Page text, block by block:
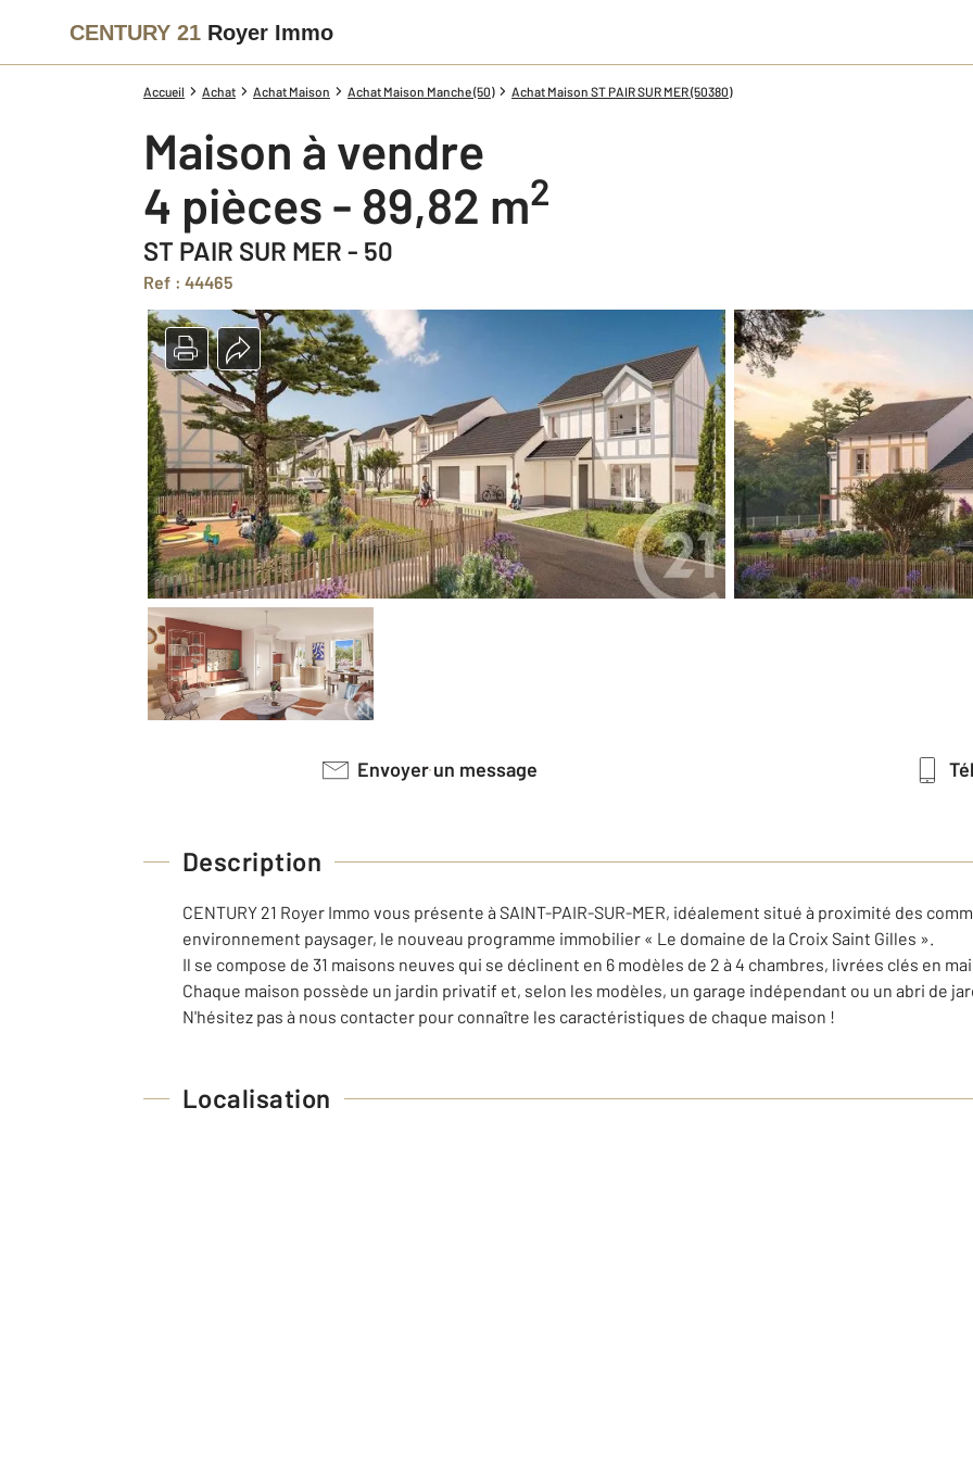
CENTURY 21 Royer Immo
Accueil Achat Achat Maison Achat Maison Manche (50) Achat Maison ST PAIR SUR MER (50380)
Maison à vendre
4 pièces - 89,82 m2
ST PAIR SUR MER - 50
Ref : 44465
Envoyer un message
Description
CENTURY 21 Royer Immo vous présente à SAINT-PAIR-SUR-MER, idéalement situé à proximité des
environnement paysager, le nouveau programme immobilier « Le domaine de la Croix Saint Gilles ».
Il se compose de 31 maisons neuves qui se déclinent en 6 modèles de 2 à 4 chambres, livrées clés en
Chaque maison possède un jardin privatif et, selon les modèles, un garage indépendant ou un abri de
N'hésitez pas à nous contacter pour connaître les caractéristiques de chaque maison !
Localisation